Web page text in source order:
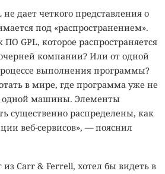
дает четкого представления о
под «распространением».
ПО GPL, которое распространяется
компании? Или от одной
выполнения программы?
в мире, где программа уже не
одной машины. Элементы
существенно распределены, как
веб-сервисов», — пояснил
Carr & Ferrell, хотел бы видеть в